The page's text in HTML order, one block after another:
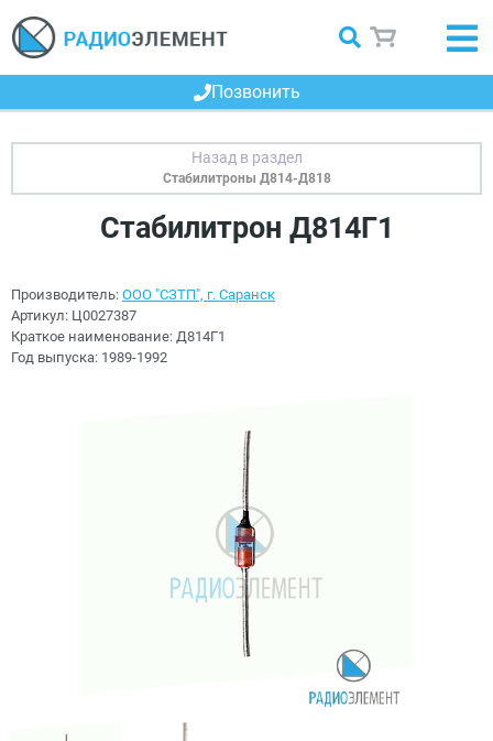
Позвонить
Стабилитроны Д814-Д818
Стабилитрон Д814Г1
Производитель: ООО "СЗТП", г. Саранск
Артикул: Ц0027387
Краткое наименование: Д814Г1
Год выпуска: 1989-1992